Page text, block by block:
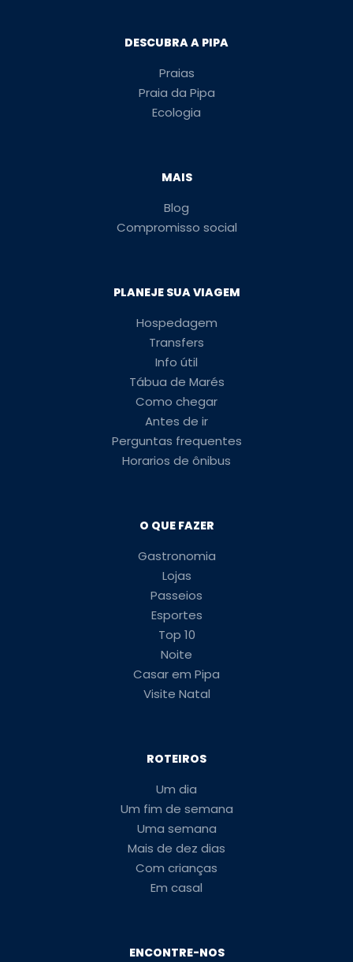
DESCUBRA A PIPA
Praias
Praia da Pipa
Ecologia
MAIS
Blog
Compromisso social
PLANEJE SUA VIAGEM
Hospedagem
Transfers
Info útil
Tábua de Marés
Como chegar
Antes de ir
Perguntas frequentes
Horarios de ônibus
O QUE FAZER
Gastronomia
Lojas
Passeios
Esportes
Top 10
Noite
Casar em Pipa
Visite Natal
ROTEIROS
Um dia
Um fim de semana
Uma semana
Mais de dez dias
Com crianças
Em casal
ENCONTRE-NOS